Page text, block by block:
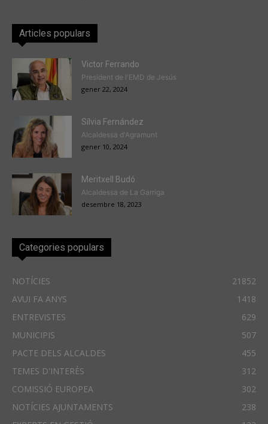
Articles populars
Victor Ferrando
President de l'EMD de Jesús
gener 22, 2024
Sílvia Fernández
Alcaldessa d'Agramunt
gener 10, 2024
Meritxell Budó
Alcaldessa de La Garriga
desembre 18, 2023
Categories populars
NOTÍCIES
21852
AVUI FA ANYS
1418
ENTREVISTES
629
MUNICIPIS
507
PACTE DELS ALCALDES
455
TEMES D'INTERÈS
312
COMISSIÓ EUROPEA
302
NOTÍCIES AJUNTAMENTS
238